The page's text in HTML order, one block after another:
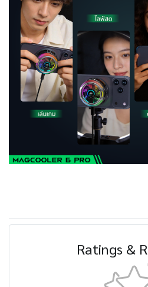
Ratings &